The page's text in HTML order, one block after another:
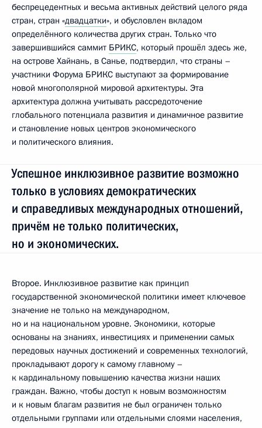
беспрецедентных и весьма активных действий целого ряда
стран, стран «двадцатки», и обусловлен вкладом
определённого количества других стран. Только что
завершившийся саммит БРИКС, который прошёл здесь же,
на острове Хайнань, в Санье, подтвердил, что страны –
участники Форума БРИКС выступают за формирование
новой многополярной мировой архитектуры. Эта
архитектура должна учитывать рассредоточение
глобального потенциала развития и динамичное развитие
и становление новых центров экономического
и политического влияния.
Успешное инклюзивное развитие возможно
только в условиях демократических
и справедливых международных отношений,
причём не только политических,
но и экономических.
Второе. Инклюзивное развитие как принцип
государственной экономической политики имеет ключевое
значение не только на международном,
но и на национальном уровне. Экономики, которые
основаны на знаниях, инвестициях и применении самых
передовых научных достижений и современных технологий,
прокладывают дорогу к самому главному –
к кардинальному повышению качества жизни наших
граждан. Важно, чтобы доступ к новым возможностям
и к новым благам развития не был ограничен только
отдельными группами или отдельными слоями населения,